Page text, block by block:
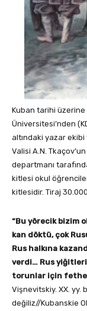
Kuban tarihi üzerine
Üniversitesi’nden
altındaki yazar ekibi
Valisi A.N.
departmanı
kitlesi okul
kitlesidir. Tiraj
“Bu yörecik bizim
kan döktü, çok
Rus halkına
verdi… Rus
torunlar için
Vişnevitskiy. XX. yy.
değiliz//Kubanskie